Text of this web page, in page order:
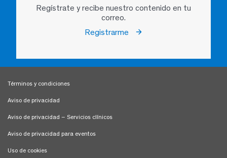
Regístrate y recibe nuestro contenido en tu
correo.
Registrarme
Términos y condiciones
Aviso de privacidad
Aviso de privacidad – Servicios clínicos
Aviso de privacidad para eventos
Uso de cookies